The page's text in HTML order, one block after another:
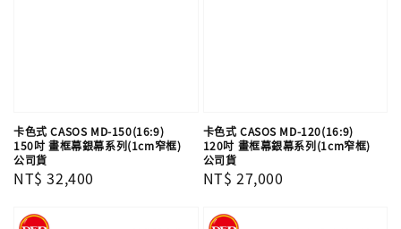
卡色式 CASOS MD-150(16:9)
150吋 畫框幕銀幕系列(1cm窄框)
公司貨
Regular
NT$ 32,400
卡色式 CASOS MD-120(16:9)
120吋 畫框幕銀幕系列(1cm窄框)
公司貨
Regular
NT$ 27,000